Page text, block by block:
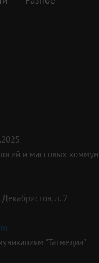
и массовых
д. 2
"Татмедиа"